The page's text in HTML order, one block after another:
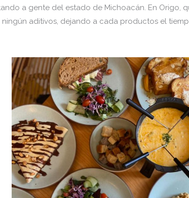
a gente del estado de Michoacán. En Origo,
aditivos, dejando a cada productos el